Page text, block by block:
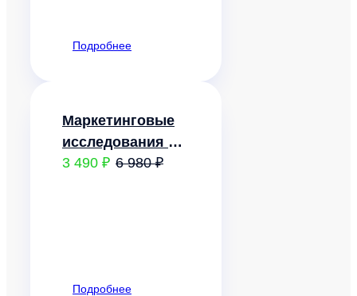
Подробнее
Маркетинговые
исследования и
ситуационный
3 490 ₽ 6 980 ₽
Подробнее